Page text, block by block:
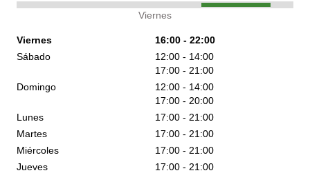
Viernes
Viernes
16:00 - 22:00
Sábado
12:00 - 14:00
17:00 - 21:00
Domingo
12:00 - 14:00
17:00 - 20:00
Lunes
17:00 - 21:00
Martes
17:00 - 21:00
Miércoles
17:00 - 21:00
Jueves
17:00 - 21:00